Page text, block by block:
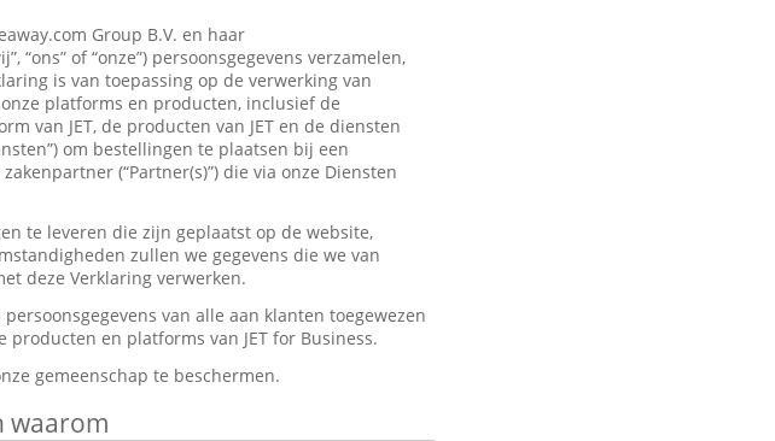
Group B.V. en haar
“ons” of “onze”) persoonsgegevens verzamelen,
is van toepassing op de verwerking van
platforms en producten, inclusief de
van JET, de producten van JET en de diensten
om bestellingen te plaatsen bij een
(“Partner(s)”) die via onze Diensten
te leveren die zijn geplaatst op de website,
zullen we gegevens die we van
deze Verklaring verwerken.
van alle aan klanten toegewezen
en platforms van JET for Business.
gemeenschap te beschermen.
waarom